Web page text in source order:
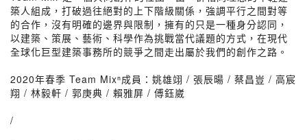
築人組成，打破過往絕對的上下階級關係，強調平行之間對等
的合作，沒有明確的邊界與限制，擁有的只是一種身分認同，
以建築、策展、藝術、科學作為挑戰當代議題的方式，在現代
全球化巨型建築事務所的競爭之間走出屬於我們的創作之路。
2020年春季 Team Mixⁿ成員：姚雄翊 / 張辰暘 / 蔡昌豈 / 高宸
翔 / 林毅軒 / 郭庚典 / 賴雅屏 / 傅鈺崴
/